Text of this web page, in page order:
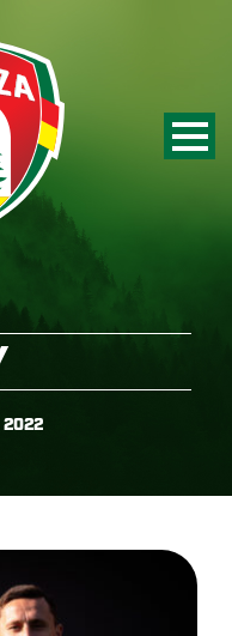
2022